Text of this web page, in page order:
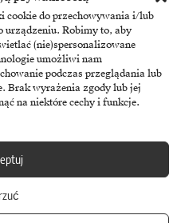
cookie do przechowywania i/lub
urządzeniu. Robimy to, aby
(nie)spersonalizowane
umożliwi nam
podczas przeglądania lub
Brak wyrażenia zgody lub jej
na niektóre cechy i funkcje.
jak ServiceNow,
relacjami z klientem (CRM),
dolarów, od ponad…